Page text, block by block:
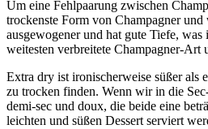
Um eine Fehlpaarung zwischen
trockenste Form von Champagner
ausgewogener und hat gute Tiefe,
weitesten verbreitete Champagner-Art
Extra dry ist ironischerweise süßer als
zu trocken finden. Wenn wir in die
demi-sec und doux, die beide eine
leichten und süßen Dessert serviert